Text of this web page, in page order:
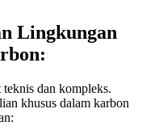
Lingkungan
teknis dan kompleks.
khusus dalam karbon